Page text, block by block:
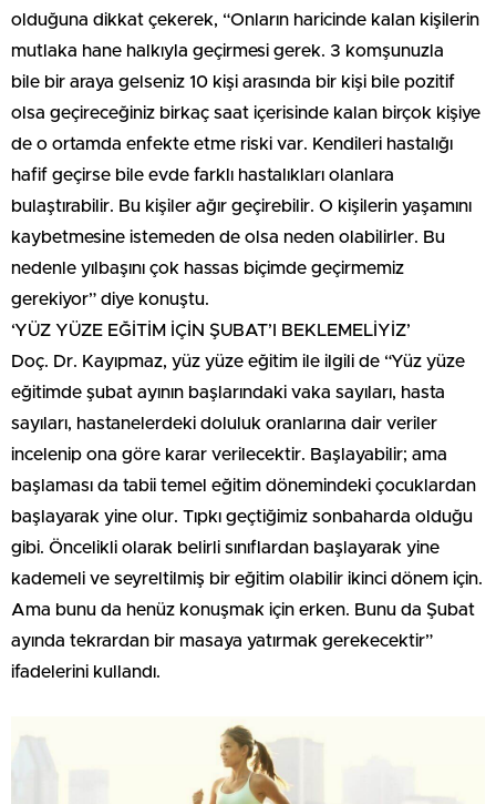
olduğuna dikkat çekerek, “Onların haricinde kalan kişilerin
mutlaka hane halkıyla geçirmesi gerek. 3 komşunuzla
bile bir araya gelseniz 10 kişi arasında bir kişi bile pozitif
olsa geçireceğiniz birkaç saat içerisinde kalan birçok kişiye
de o ortamda enfekte etme riski var. Kendileri hastalığı
hafif geçirse bile evde farklı hastalıkları olanlara
bulaştırabilir. Bu kişiler ağır geçirebilir. O kişilerin yaşamını
kaybetmesine istemeden de olsa neden olabilirler. Bu
nedenle yılbaşını çok hassas biçimde geçirmemiz
gerekiyor” diye konuştu.
‘YÜZ YÜZE EĞİTİM İÇİN ŞUBAT’I BEKLEMELİYİZ’
Doç. Dr. Kayıpmaz, yüz yüze eğitim ile ilgili de “Yüz yüze
eğitimde şubat ayının başlarındaki vaka sayıları, hasta
sayıları, hastanelerdeki doluluk oranlarına dair veriler
incelenip ona göre karar verilecektir. Başlayabilir; ama
başlaması da tabii temel eğitim dönemindeki çocuklardan
başlayarak yine olur. Tıpkı geçtiğimiz sonbaharda olduğu
gibi. Öncelikli olarak belirli sınıflardan başlayarak yine
kademeli ve seyreltilmiş bir eğitim olabilir ikinci dönem için.
Ama bunu da henüz konuşmak için erken. Bunu da Şubat
ayında tekrardan bir masaya yatırmak gerekecektir”
ifadelerini kullandı.